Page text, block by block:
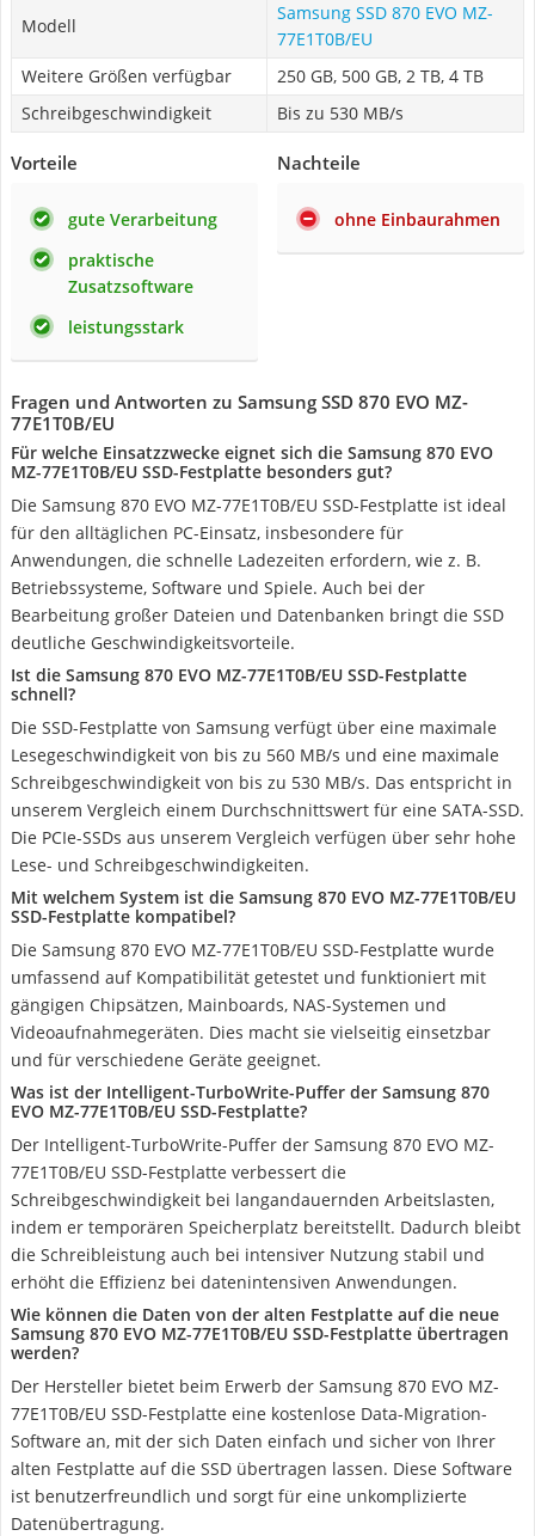
Modell
Samsung SSD 870 EVO MZ-
77E1T0B/EU
Weitere Größen verfügbar
250 GB, 500 GB, 2 TB, 4 TB
Schreibgeschwindigkeit
Bis zu 530 MB/s
Vorteile
gute Verarbeitung
praktische
Zusatzsoftware
leistungsstark
Nachteile
ohne Einbaurahmen
Fragen und Antworten zu Samsung SSD 870 EVO MZ-
77E1T0B/EU
Für welche Einsatzzwecke eignet sich die Samsung 870 EVO
MZ-77E1T0B/EU SSD-Festplatte besonders gut?
Die Samsung 870 EVO MZ-77E1T0B/EU SSD-Festplatte ist ideal
für den alltäglichen PC-Einsatz, insbesondere für
Anwendungen, die schnelle Ladezeiten erfordern, wie z. B.
Betriebssysteme, Software und Spiele. Auch bei der
Bearbeitung großer Dateien und Datenbanken bringt die SSD
deutliche Geschwindigkeitsvorteile.
Ist die Samsung 870 EVO MZ-77E1T0B/EU SSD-Festplatte
schnell?
Die SSD-Festplatte von Samsung verfügt über eine maximale
Lesegeschwindigkeit von bis zu 560 MB/s und eine maximale
Schreibgeschwindigkeit von bis zu 530 MB/s. Das entspricht in
unserem Vergleich einem Durchschnittswert für eine SATA-SSD.
Die PCIe-SSDs aus unserem Vergleich verfügen über sehr hohe
Lese- und Schreibgeschwindigkeiten.
Mit welchem System ist die Samsung 870 EVO MZ-77E1T0B/EU
SSD-Festplatte kompatibel?
Die Samsung 870 EVO MZ-77E1T0B/EU SSD-Festplatte wurde
umfassend auf Kompatibilität getestet und funktioniert mit
gängigen Chipsätzen, Mainboards, NAS-Systemen und
Videoaufnahmegeräten. Dies macht sie vielseitig einsetzbar
und für verschiedene Geräte geeignet.
Was ist der Intelligent-TurboWrite-Puffer der Samsung 870
EVO MZ-77E1T0B/EU SSD-Festplatte?
Der Intelligent-TurboWrite-Puffer der Samsung 870 EVO MZ-
77E1T0B/EU SSD-Festplatte verbessert die
Schreibgeschwindigkeit bei langandauernden Arbeitslasten,
indem er temporären Speicherplatz bereitstellt. Dadurch bleibt
die Schreibleistung auch bei intensiver Nutzung stabil und
erhöht die Effizienz bei datenintensiven Anwendungen.
Wie können die Daten von der alten Festplatte auf die neue
Samsung 870 EVO MZ-77E1T0B/EU SSD-Festplatte übertragen
werden?
Der Hersteller bietet beim Erwerb der Samsung 870 EVO MZ-
77E1T0B/EU SSD-Festplatte eine kostenlose Data-Migration-
Software an, mit der sich Daten einfach und sicher von Ihrer
alten Festplatte auf die SSD übertragen lassen. Diese Software
ist benutzerfreundlich und sorgt für eine unkomplizierte
Datenübertragung.